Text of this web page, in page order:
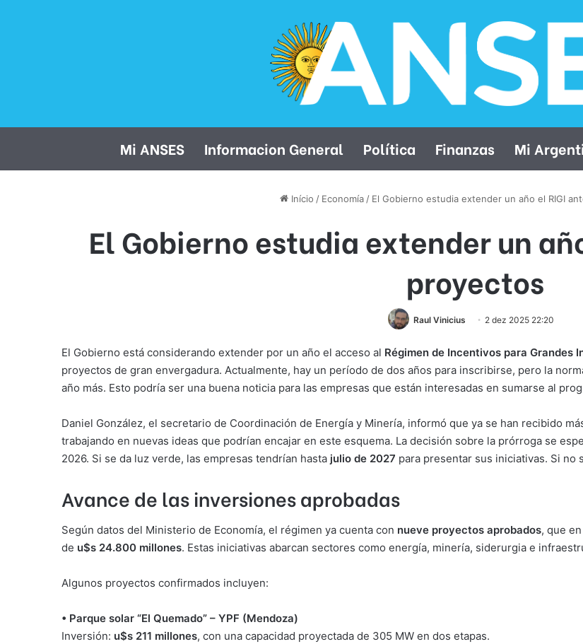
Mi ANSES Informacion General Política Finanzas Mi
Início / Economía / El Gobierno estudia extender un año el RIGI
El Gobierno estudia extender un
proyectos
Raul Vinicius 2 dez 2025 22:20
El Gobierno está considerando extender por un año el acceso al Régimen de Incentivos para Grandes
proyectos de gran envergadura. Actualmente, hay un período de dos años para inscribirse, pero la
año más. Esto podría ser una buena noticia para las empresas que están interesadas en sumarse al
Daniel González, el secretario de Coordinación de Energía y Minería, informó que ya se han recibido
trabajando en nuevas ideas que podrían encajar en este esquema. La decisión sobre la prórroga se
2026. Si se da luz verde, las empresas tendrían hasta julio de 2027 para presentar sus iniciativas. Si no
Avance de las inversiones aprobadas
Según datos del Ministerio de Economía, el régimen ya cuenta con nueve proyectos aprobados, que
de u$s 24.800 millones. Estas iniciativas abarcan sectores como energía, minería, siderurgia e
Algunos proyectos confirmados incluyen:
• Parque solar “El Quemado” – YPF (Mendoza)
Inversión: u$s 211 millones, con una capacidad proyectada de 305 MW en dos etapas.